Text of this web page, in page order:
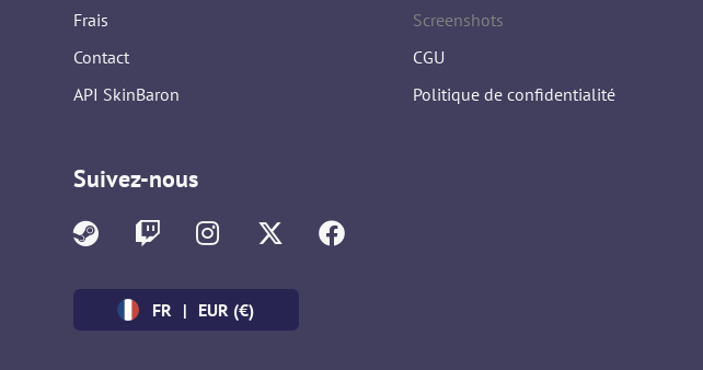
Frais
Contact
API SkinBaron
Screenshots
CGU
Politique de confidentialité
Suivez-nous
FR | EUR (€)